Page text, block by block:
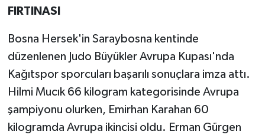
FIRTINASI
Bosna Hersek'in Saraybosna kentinde
düzenlenen Judo Büyükler Avrupa Kupası'nda
Kağıtspor sporcuları başarılı sonuçlara imza attı.
Hilmi Mucık 66 kilogram kategorisinde Avrupa
şampiyonu olurken, Emirhan Karahan 60
kilogramda Avrupa ikincisi oldu. Erman Gürgen